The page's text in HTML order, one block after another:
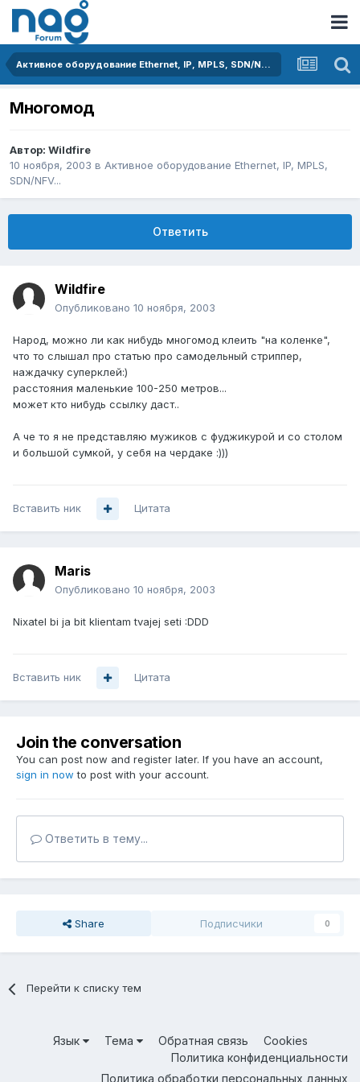
Активное оборудование Ethernet, IP, MPLS, SDN/NFV...
Многомод
Автор: Wildfire
10 ноября, 2003 в Активное оборудование Ethernet, IP, MPLS,
SDN/NFV...
Ответить
Wildfire
Опубликовано 10 ноября, 2003
Народ, можно ли как нибудь многомод клеить "на коленке",
что то слышал про статью про самодельный стриппер,
наждачку суперклей:)
расстояния маленькие 100-250 метров...
может кто нибудь ссылку даст..
А че то я не представляю мужиков с фуджикурой и со столом
и большой сумкой, у себя на чердаке :)))
Вставить ник Цитата
Maris
Опубликовано 10 ноября, 2003
Nixatel bi ja bit klientam tvajej seti :DDD
Вставить ник Цитата
Join the conversation
You can post now and register later. If you have an account,
sign in now to post with your account.
Ответить в тему...
Share Подписчики 0
Перейти к списку тем
Язык Тема Обратная связь
Cookies
Политика конфиденциальности
Политика обработки персональных данных